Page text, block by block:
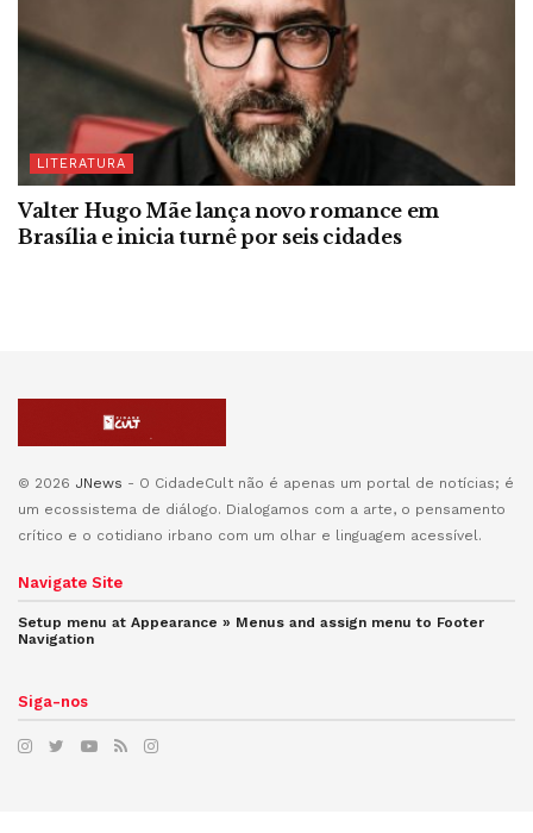
LITERATURA
Valter Hugo Mãe lança novo romance em
Brasília e inicia turnê por seis cidades
© 2026 JNews - O CidadeCult não é apenas um portal de notícias; é
um ecossistema de diálogo. Dialogamos com a arte, o pensamento
crítico e o cotidiano irbano com um olhar e linguagem acessível.
Navigate Site
Setup menu at Appearance » Menus and assign menu to Footer
Navigation
Siga-nos